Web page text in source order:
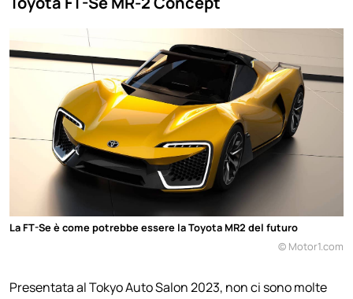
La FT-Se è come potrebbe essere la Toyota MR2 del futuro
© Motor1.com
Presentata al Tokyo Auto Salon 2023, non ci sono molte